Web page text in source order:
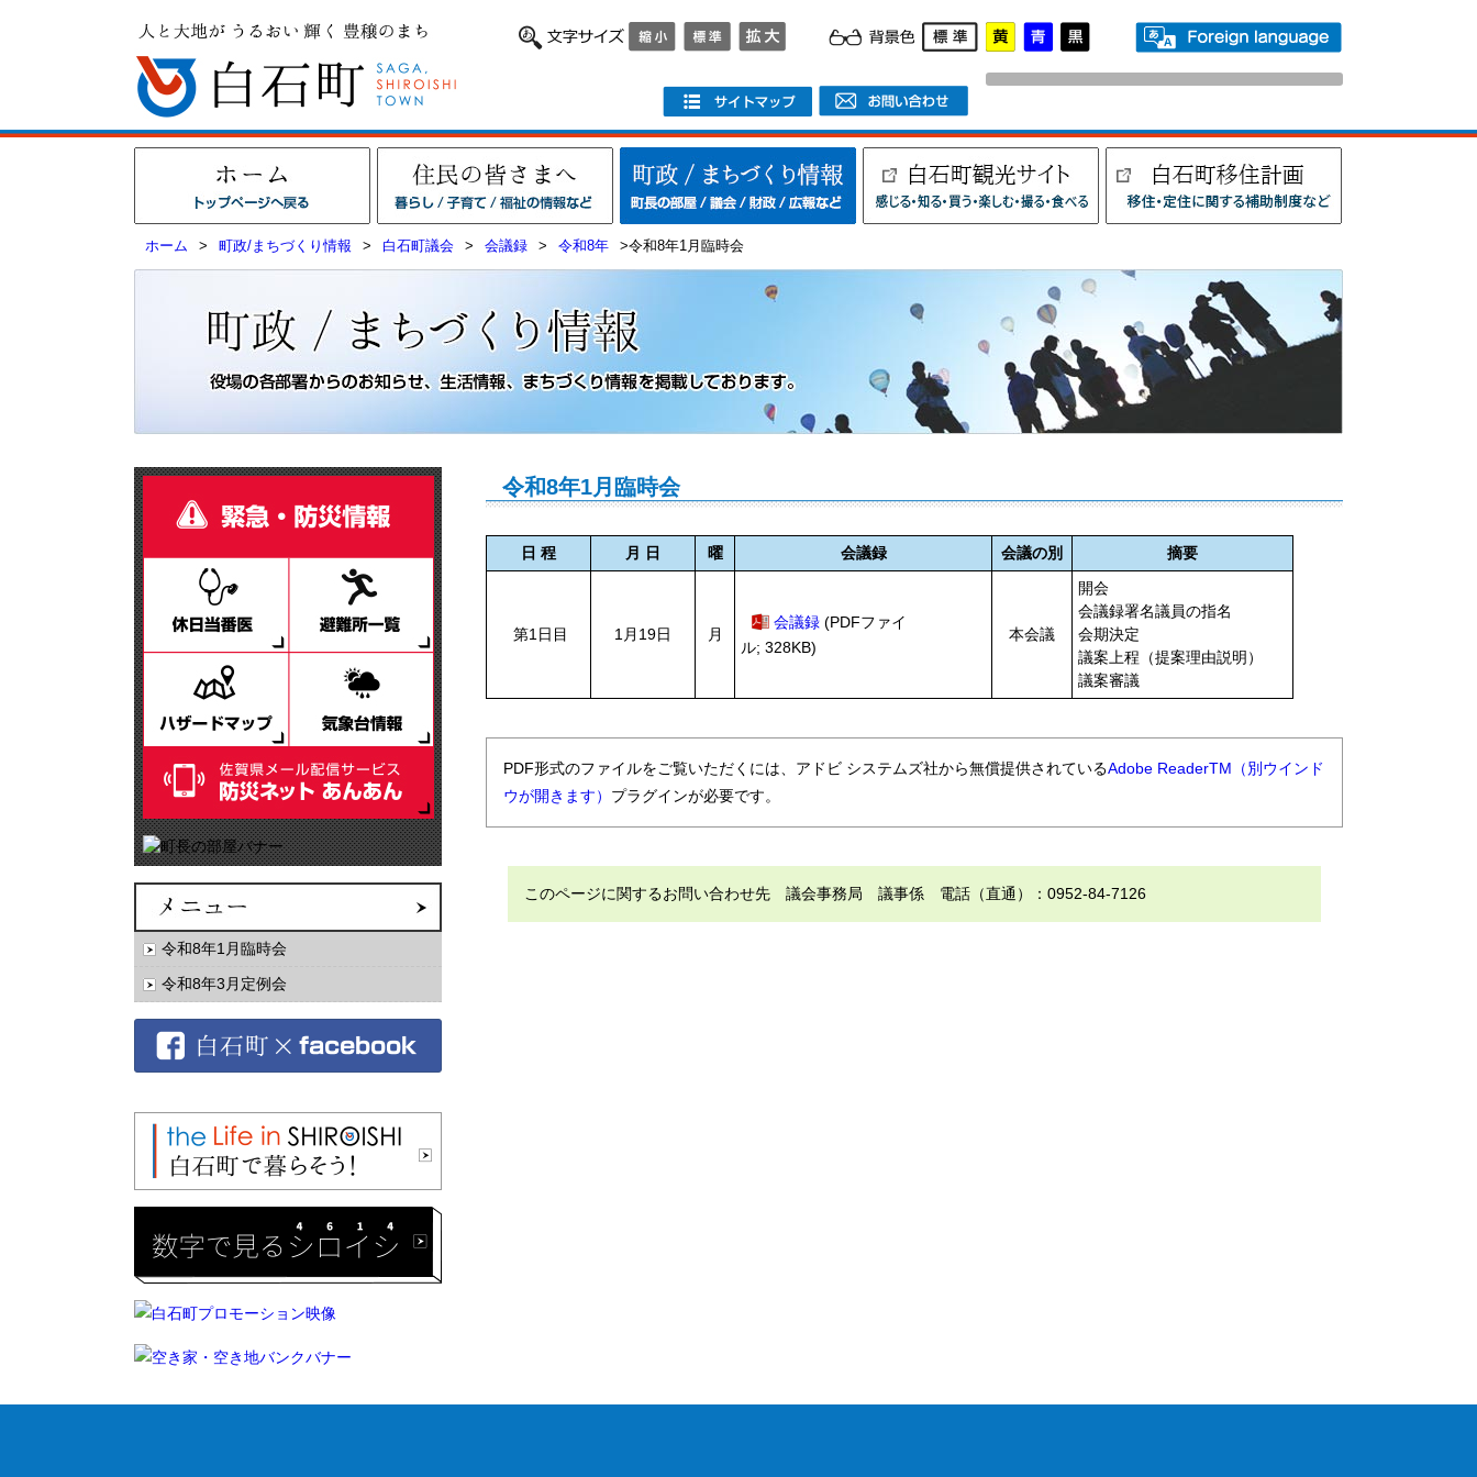
ホーム > 町政/まちづくり情報 > 白石町議会 > 会議録 > 令和8年 >令和8年1月臨時会
令和8年1月臨時会
令和8年3月定例会
令和8年1月臨時会
日 程 月 日 曜 会議録 会議の別 摘要
第1日目 1月19日 月
会議録 (PDFファイ
ル; 328KB)
本会議
開会
会議録署名議員の指名
会期決定
議案上程（提案理由説明）
議案審議
PDF形式のファイルをご覧いただくには、アドビ システムズ社から無償提供されているAdobe ReaderTM（別ウインド
ウが開きます） プラグインが必要です。
このページに関するお問い合わせ先 議会事務局 議事係 電話（直通）：0952-84-7126